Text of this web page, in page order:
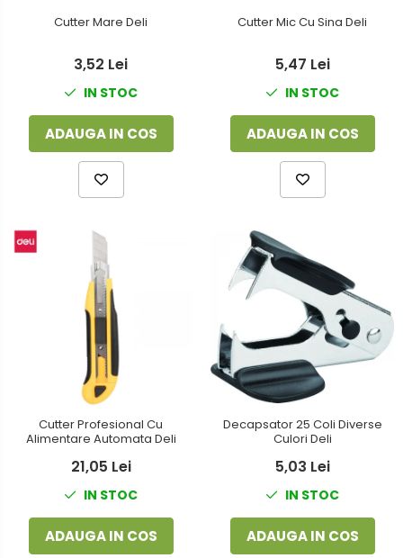
Cutter Mare Deli
3,52 Lei
IN STOC
ADAUGA IN COS
Cutter Mic Cu Sina Deli
5,47 Lei
IN STOC
ADAUGA IN COS
Cutter Profesional Cu
Alimentare Automata Deli
21,05 Lei
IN STOC
ADAUGA IN COS
Decapsator 25 Coli Diverse
Culori Deli
5,03 Lei
IN STOC
ADAUGA IN COS